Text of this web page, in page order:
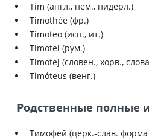
Tim (англ., нем., нидерл.)
Timothée (фр.)
Timoteo (исп., ит.)
Timotei (рум.)
Timotej (словен., хорв.,
Timóteus (венг.)
Родственные полные
Тимофей (церк.-слав.